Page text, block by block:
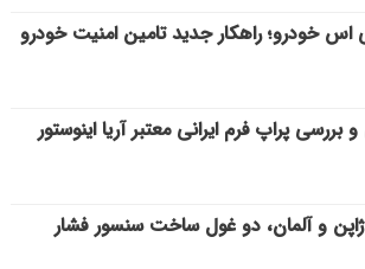
خودرو؛ راهکار جدید تامین امنیت خودرو
بررسی پراپ فرم ایرانی معتبر آریا اینوستور
و آلمان، دو غول ساخت سنسور فشار